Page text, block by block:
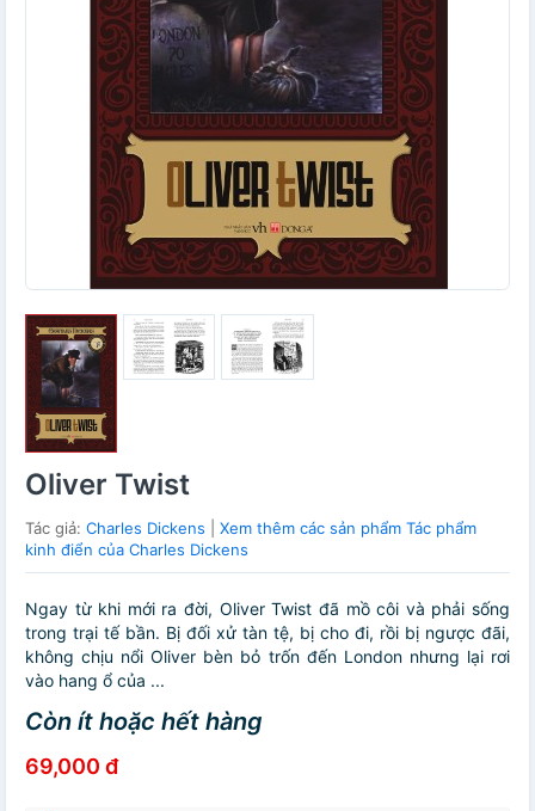
Oliver Twist
Tác giả: Charles Dickens
Xem thêm các sản phẩm Tác phẩm
kinh điển của Charles Dickens
Ngay từ khi mới ra đời, Oliver Twist đã mồ côi và phải sống
trong trại tế bần. Bị đối xử tàn tệ, bị cho đi, rồi bị ngược đãi,
không chịu nổi Oliver bèn bỏ trốn đến London nhưng lại rơi
vào hang ổ của ...
Còn ít hoặc hết hàng
69,000 đ